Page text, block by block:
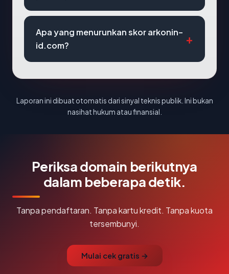
Apa yang menurunkan skor arkonin-
id.com?
Laporan ini dibuat otomatis dari sinyal teknis publik. Ini bukan
nasihat hukum atau finansial.
Periksa domain berikutnya
dalam beberapa detik.
Tanpa pendaftaran. Tanpa kartu kredit. Tanpa kuota
tersembunyi.
Mulai cek gratis →